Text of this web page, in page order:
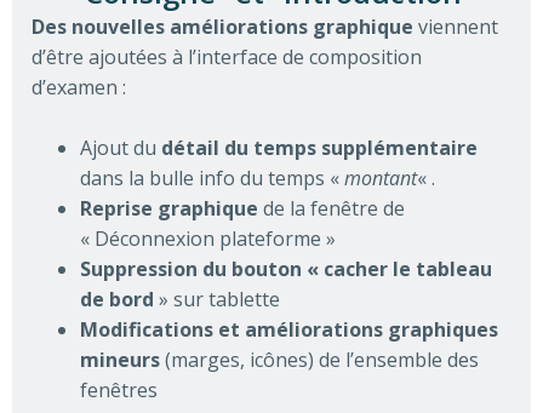
Des nouvelles améliorations graphique viennent
d’être ajoutées à l’interface de composition
d’examen :
Ajout du détail du temps supplémentaire
dans la bulle info du temps «montant« .
Reprise graphique de la fenêtre de
« Déconnexion plateforme »
Suppression du bouton « cacher le tableau
de bord » sur tablette
Modifications et améliorations graphiques
mineurs(marges, icônes) de l’ensemble des
fenêtres